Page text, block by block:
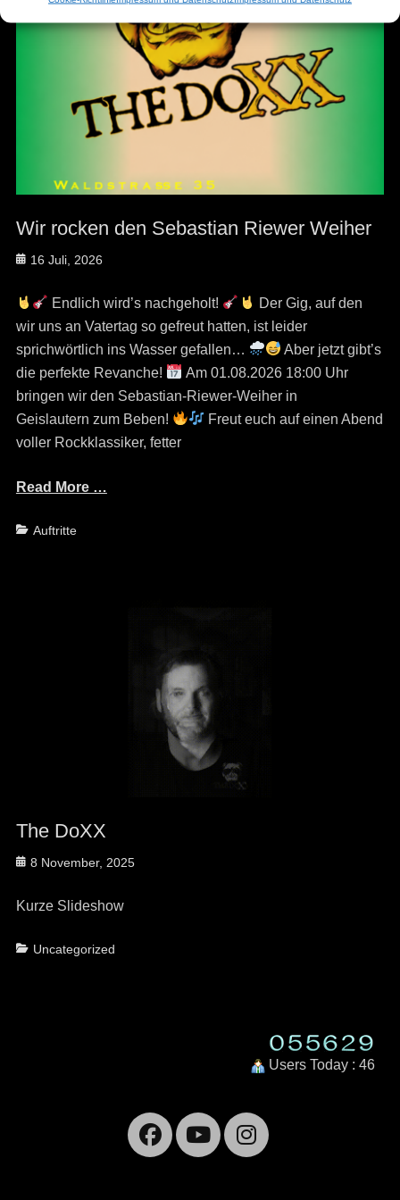
Wir rocken den Sebastian Riewer Weiher
Posted
16 Juli, 2026
Endlich wird’s nachgeholt!
Der Gig, auf den
wir uns an Vatertag so gefreut hatten, ist leider
sprichwörtlich ins Wasser gefallen…
Aber jetzt gibt’s
die perfekte Revanche!
Am 01.08.2026 18:00 Uhr
bringen wir den Sebastian-Riewer-Weiher in
Geislautern zum Beben!
Freut euch auf einen Abend
voller Rockklassiker, fetter
Read More …
Categories
Auftritte
The DoXX
Posted
8 November, 2025
Kurze Slideshow
Categories
Uncategorized
Users Today : 46
Facebook
YouTube